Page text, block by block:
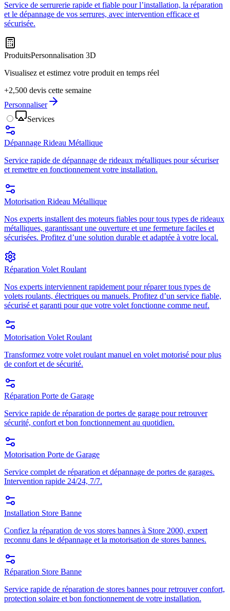
Service de serrurerie rapide et fiable pour l’installation, la réparation
et le dépannage de vos serrures, avec intervention efficace et
sécurisée.
ProduitsPersonnalisation 3D
Visualisez et estimez votre produit en temps réel
+2,500 devis cette semaine
Personnaliser
Services
Dépannage Rideau Métallique
Service rapide de dépannage de rideaux métalliques pour sécuriser
et remettre en fonctionnement votre installation.
Motorisation Rideau Métallique
Nos experts installent des moteurs fiables pour tous types de rideaux
métalliques, garantissant une ouverture et une fermeture faciles et
sécurisées. Profitez d’une solution durable et adaptée à votre local.
Réparation Volet Roulant
Nos experts interviennent rapidement pour réparer tous types de
volets roulants, électriques ou manuels. Profitez d’un service fiable,
sécurisé et garanti pour que votre volet fonctionne comme neuf.
Motorisation Volet Roulant
Transformez votre volet roulant manuel en volet motorisé pour plus
de confort et de sécurité.
Réparation Porte de Garage
Service rapide de réparation de portes de garage pour retrouver
sécurité, confort et bon fonctionnement au quotidien.
Motorisation Porte de Garage
Service complet de réparation et dépannage de portes de garages.
Intervention rapide 24/24, 7/7.
Installation Store Banne
Confiez la réparation de vos stores bannes à Store 2000, expert
reconnu dans le dépannage et la motorisation de stores bannes.
Réparation Store Banne
Service rapide de réparation de stores bannes pour retrouver confort,
protection solaire et bon fonctionnement de votre installation.